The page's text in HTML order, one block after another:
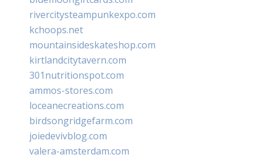
rivercitysteampunkexpo.com
kchoops.net
mountainsideskateshop.com
kirtlandcitytavern.com
301nutritionspot.com
ammos-stores.com
loceanecreations.com
birdsongridgefarm.com
joiedevivblog.com
valera-amsterdam.com